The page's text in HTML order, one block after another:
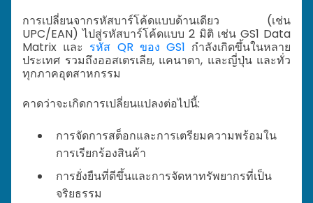
การเปลี่ยนจากรหัสบาร์โค้ดแบบด้านเดียว (เช่น
UPC/EAN) ไปสู่รหัสบาร์โค้ดแบบ 2 มิติ เช่น GS1 Data
Matrix และ รหัส QR ของ GS1 กำลังเกิดขึ้นในหลาย
ประเทศ รวมถึงออสเตรเลีย, แคนาดา, และญี่ปุ่น และทั่ว
ทุกภาคอุตสาหกรรม
คาดว่าจะเกิดการเปลี่ยนแปลงต่อไปนี้:
การจัดการสต็อกและการเตรียมความพร้อมใน
การเรียกร้องสินค้า
การยั่งยืนที่ดีขึ้นและการจัดหาทรัพยากรที่เป็น
จริยธรรม